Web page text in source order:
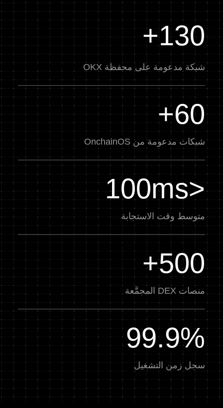
130+
شبكة مدعومة على محفظة OKX
60+
شبكات مدعومة من OnchainOS
<100ms
متوسط وقت الاستجابة
500+
منصات DEX المجمَّعة
99.9%
سجل زمن التشغيل